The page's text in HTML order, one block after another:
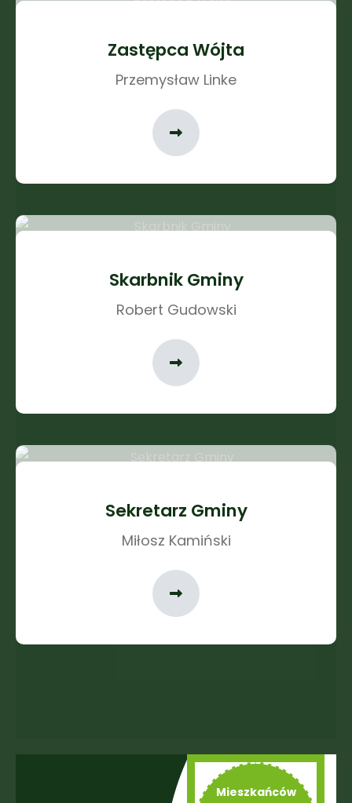
Zastępca Wójta
Przemysław Linke
Skarbnik Gminy
Robert Gudowski
Sekretarz Gminy
Miłosz Kamiński
Mieszkańców